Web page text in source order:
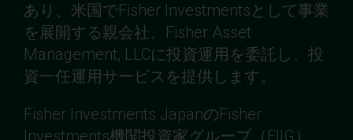
あり、米国でFisher Investmentsとして事業
を展開する親会社、Fisher Asset
Management, LLCに投資運用を委託し、投
資一任運用サービスを提供します。
Fisher Investments JapanのFisher